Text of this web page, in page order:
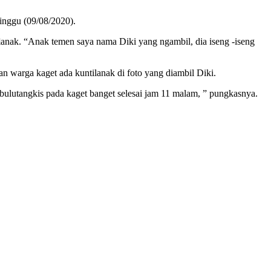
(09/08/2020).
“Anak temen saya nama Diki yang ngambil, dia iseng -iseng
warga kaget ada kuntilanak di foto yang diambil Diki.
pada kaget banget selesai jam 11 malam, ” pungkasnya.